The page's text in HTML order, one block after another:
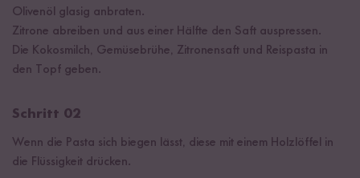
Olivenöl glasig anbraten.
Zitrone abreiben und aus einer Hälfte den Saft auspressen.
Die Kokosmilch, Gemüsebrühe, Zitronensaft und Reispasta in
den Topf geben.
Schritt 02
Wenn die Pasta sich biegen lässt, diese mit einem Holzlöffel in
die Flüssigkeit drücken.